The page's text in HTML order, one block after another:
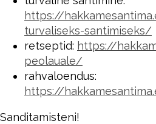
https://
turvaliseks-santimiseks/
retseptid: https://
peolauale/
rahvaloendus:
https://
Sanditamisteni!